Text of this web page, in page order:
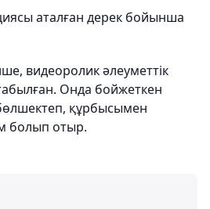
аталған дерек бойынша
видеоролик әлеуметтік
Онда бойжеткен
құрбысымен
болып отыр.